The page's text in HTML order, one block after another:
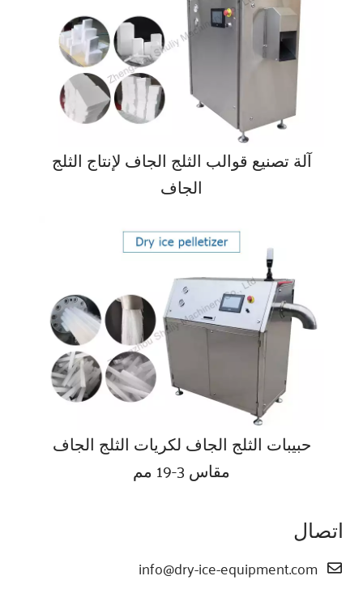
آلة تصنيع قوالب الثلج الجاف لإنتاج الثلج
الجاف
حبيبات الثلج الجاف لكريات الثلج الجاف
مقاس 3-19 مم
اتصال
info@dry-ice-equipment.com